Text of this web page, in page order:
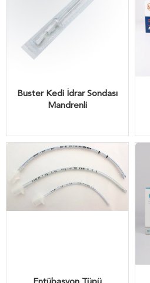
Buster Kedi İdrar Sondası
Mandrenli